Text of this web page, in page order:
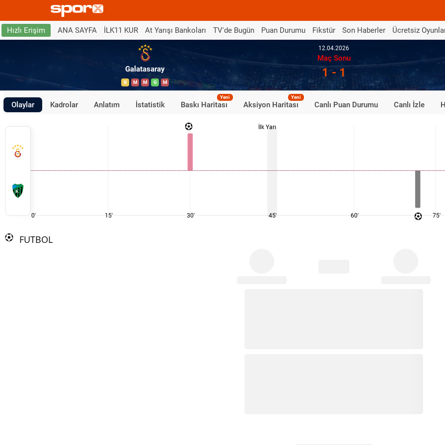
Hızlı Erişim ANA SAYFA İLK11 KUR At Yarışı Bankoları TV'de Bugün Puan Durumu Fikstür Son Haberler Ücretsiz
Galatasaray
B M M G M
12.04.2026
Maç Sonu
1 - 1
Olaylar Kadrolar Anlatım İstatistik Baskı Haritası
Yeni
Aksiyon Haritası
Yeni
Canlı Puan Durumu Canlı İzle
0' 15' 30'
İlk Yarı
45' 60' 75'
FUTBOL